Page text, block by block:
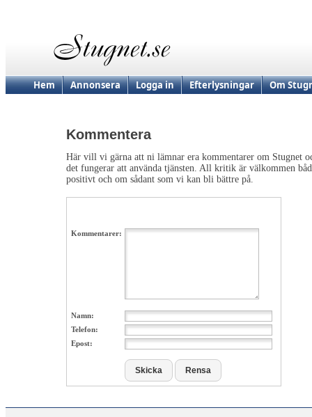
Hem Annonsera Logga in Efterlysningar Om
Kommentera
Här vill vi gärna att ni lämnar era kommentarer om Stugnet
det fungerar att använda tjänsten. All kritik är välkommen
positivt och om sådant som vi kan bli bättre på.
Kommentarer:
Namn:
Telefon:
Epost: